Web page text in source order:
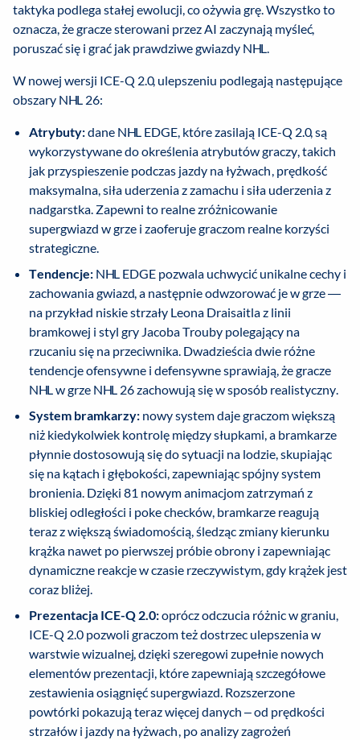
taktyka podlega stałej ewolucji, co ożywia grę. Wszystko to
oznacza, że gracze sterowani przez AI zaczynają myśleć,
poruszać się i grać jak prawdziwe gwiazdy NHL.
W nowej wersji ICE-Q 2.0, ulepszeniu podlegają następujące
obszary NHL 26:
Atrybuty:dane NHL EDGE, które zasilają ICE-Q 2.0, są
wykorzystywane do określenia atrybutów graczy, takich
jak przyspieszenie podczas jazdy na łyżwach, prędkość
maksymalna, siła uderzenia z zamachu i siła uderzenia z
nadgarstka. Zapewni to realne zróżnicowanie
supergwiazd w grze i zaoferuje graczom realne korzyści
strategiczne.
Tendencje: NHL EDGE pozwala uchwycić unikalne cechy i
zachowania gwiazd, a następnie odwzorować je w grze —
na przykład niskie strzały Leona Draisaitla z linii
bramkowej i styl gry Jacoba Trouby polegający na
rzucaniu się na przeciwnika. Dwadzieścia dwie różne
tendencje ofensywne i defensywne sprawiają, że gracze
NHL w grze NHL 26 zachowują się w sposób realistyczny.
System bramkarzy: nowy system daje graczom większą
niż kiedykolwiek kontrolę między słupkami, a bramkarze
płynnie dostosowują się do sytuacji na lodzie, skupiając
się na kątach i głębokości, zapewniając spójny system
bronienia. Dzięki 81 nowym animacjom zatrzymań z
bliskiej odległości i poke checków, bramkarze reagują
teraz z większą świadomością, śledząc zmiany kierunku
krążka nawet po pierwszej próbie obrony i zapewniając
dynamiczne reakcje w czasie rzeczywistym, gdy krążek jest
coraz bliżej.
Prezentacja ICE-Q 2.0:oprócz odczucia różnic w graniu,
ICE-Q 2.0 pozwoli graczom też dostrzec ulepszenia w
warstwie wizualnej, dzięki szeregowi zupełnie nowych
elementów prezentacji, które zapewniają szczegółowe
zestawienia osiągnięć supergwiazd. Rozszerzone
powtórki pokazują teraz więcej danych – od prędkości
strzałów i jazdy na łyżwach, po analizy zagrożeń